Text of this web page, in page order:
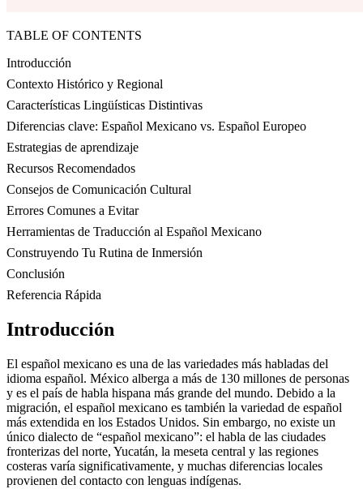
TABLE OF CONTENTS
Introducción
Contexto Histórico y Regional
Características Lingüísticas Distintivas
Diferencias clave: Español Mexicano vs. Español Europeo
Estrategias de aprendizaje
Recursos Recomendados
Consejos de Comunicación Cultural
Errores Comunes a Evitar
Herramientas de Traducción al Español Mexicano
Construyendo Tu Rutina de Inmersión
Conclusión
Referencia Rápida
Introducción
El español mexicano es una de las variedades más habladas del
idioma español. México alberga a más de 130 millones de personas
y es el país de habla hispana más grande del mundo. Debido a la
migración, el español mexicano es también la variedad de español
más extendida en los Estados Unidos. Sin embargo, no existe un
único dialecto de “español mexicano”: el habla de las ciudades
fronterizas del norte, Yucatán, la meseta central y las regiones
costeras varía significativamente, y muchas diferencias locales
provienen del contacto con lenguas indígenas.